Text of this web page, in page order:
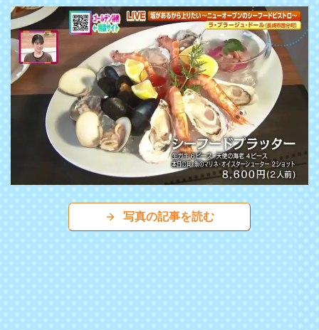
写真の記事を読む